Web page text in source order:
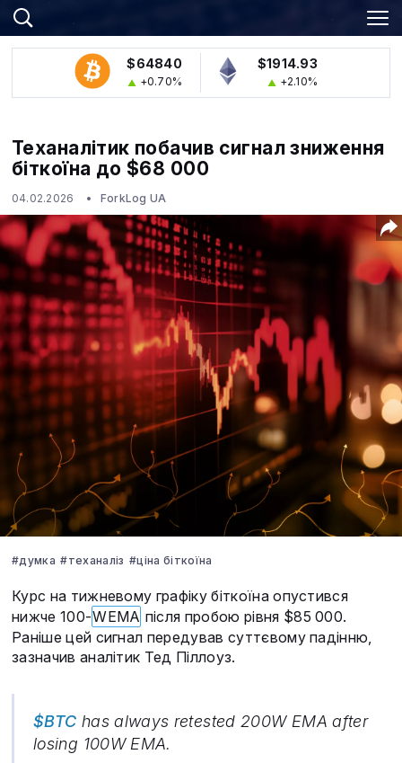
$64840
+0.70%
$1914.93
+2.10%
Теханалітик побачив сигнал зниження
біткоїна до $68 000
04.02.2026 ForkLog UA
#думка #теханаліз #ціна біткоїна
Курс на тижневому графіку біткоїна опустився
нижче 100-WEMA після пробою рівня $85 000.
Раніше цей сигнал передував суттєвому падінню,
зазначив аналітик Тед Піллоуз.
$BTC has always retested 200W EMA after
losing 100W EMA.